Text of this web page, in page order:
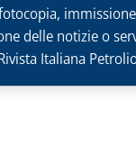
delle notizie o
Italiana